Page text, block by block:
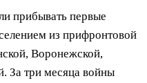
прибывать первые
из прифронтовой
Воронежской,
За три месяца войны